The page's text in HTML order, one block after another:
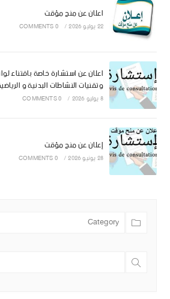
اعلان عن منح مؤقت
22 يوليو 2026 /
0 COMMENTS
اعلان عن استشارة خاصة باقتناء
وتقنيات النشاطات البدنية و
8 يوليو 2026 /
0 COMMENTS
إعلان عن منح مؤقت
28 يونيو 2026 /
0 COMMENTS